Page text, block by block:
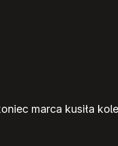
marca kusiła